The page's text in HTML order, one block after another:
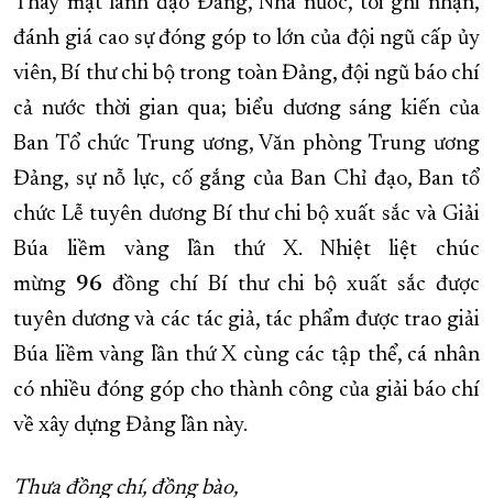
đánh giá cao sự đóng góp to lớn của đội ngũ cấp ủy
viên, Bí thư chi bộ trong toàn Đảng, đội ngũ báo chí
cả nước thời gian qua; biểu dương sáng kiến của
Ban Tổ chức Trung ương, Văn phòng Trung ương
Đảng, sự nỗ lực, cố gắng của Ban Chỉ đạo, Ban tổ
chức Lễ tuyên dương Bí thư chi bộ xuất sắc và Giải
Búa liềm vàng lần thứ X. Nhiệt liệt chúc
mừng 96 đồng chí Bí thư chi bộ xuất sắc được
tuyên dương và các tác giả, tác phẩm được trao giải
Búa liềm vàng lần thứ X cùng các tập thể, cá nhân
có nhiều đóng góp cho thành công của giải báo chí
về xây dựng Đảng lần này.
Thưa đồng chí, đồng bào,